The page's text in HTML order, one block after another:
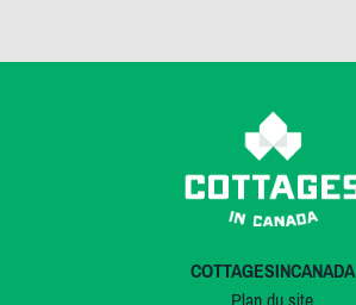
COTTAGESINCANADA
Plan du site